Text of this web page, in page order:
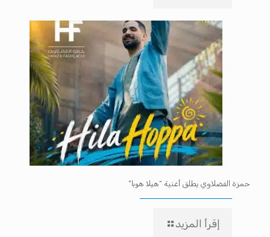
حمزة الفضلاوي يطلق أغنية “هيلا هوبا”
إقرأ المزيد